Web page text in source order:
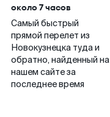
около 7 часов
Самый быстрый
прямой перелет из
Новокузнецка туда и
обратно, найденный на
нашем сайте за
последнее время